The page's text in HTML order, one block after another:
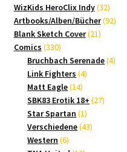
Produkte
WizKids HeroClix Indy 3232
Artbooks/Alben/Bücher 9292
Blank Sketch Cover 2121
Comics 330330
Produkte
Bruchbach Serenade 44
Link Fighters 44
Matt Eagle 1414
Produkte
SBK83 Erotik 18+ 2727
Star Spartan 11
Produkt
Verschiedene 4343
Western 66